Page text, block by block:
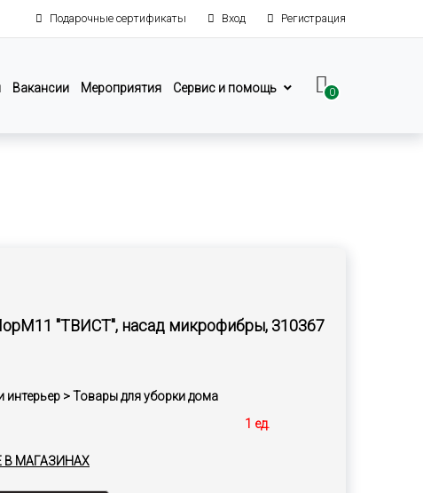
Подарочные сертификаты Вход Регистрация
Вакансии Мероприятия Сервис и помощь 0
"ТВИСТ", насад микрофибры, 310367
интерьер > Товары для уборки дома
1 ед.
В МАГАЗИНАХ